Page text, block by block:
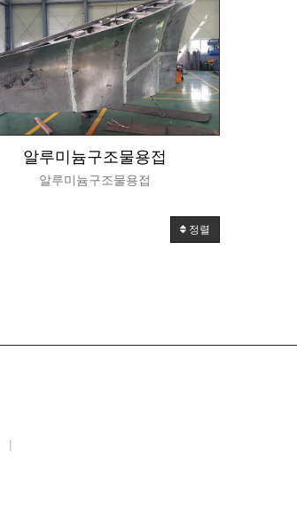
알루미늄구조물용접
알루미늄구조물용접
정렬
|